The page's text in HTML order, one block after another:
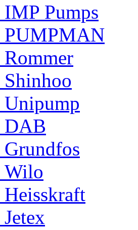
Pumps
PUMPMAN
DAB
Wilo